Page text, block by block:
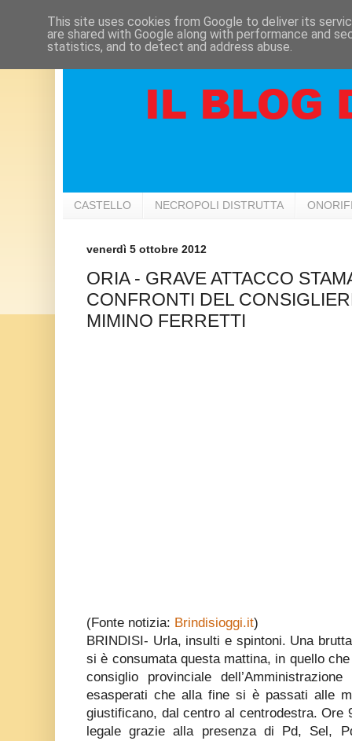
CASTELLO NECROPOLI DISTRUTTA
venerdì 5 ottobre 2012
ORIA - GRAVE ATTACCO
CONFRONTI DEL
MIMINO FERRETTI
(Fonte notizia: Brindisioggi.it)
BRINDISI- Urla, insulti e spintoni. Una
si è consumata questa mattina, in quello
consiglio provinciale
esasperati che alla fine si è passati alle
giustificano, dal centro al centrodestra. Ore
legale grazie alla presenza di Pd, Sel,
This site uses cookies from Google to deliver its
are shared with Google along with performance and
statistics, and to detect and address abuse.